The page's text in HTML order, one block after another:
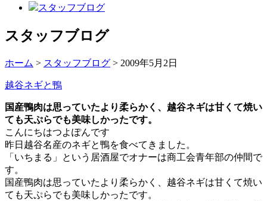
スタッフブログ
スタッフブログ
ホーム > スタッフブログ > 2009年5月2日
越谷ネギと鴨
国産鴨肉は思っていたより柔らかく、越谷ネギは甘くて焼い
ても天ぷらでも美味しかったです。
こんにちはつよぽんです
昨日越谷名産のネギと鴨を食べてきました。
「いちまる」という居酒屋でオナーは商工会青年部の仲間で
す。
国産鴨肉は思っていたより柔らかく、越谷ネギは甘くて焼い
ても天ぷらでも美味しかったです。